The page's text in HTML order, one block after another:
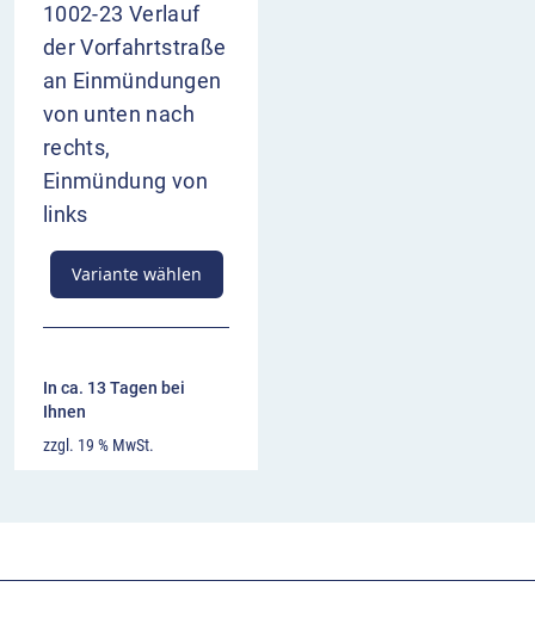
1002-23 Verlauf
der Vorfahrtstraße
an Einmündungen
von unten nach
rechts,
Einmündung von
links
Variante wählen
In ca. 13 Tagen bei
Ihnen
zzgl. 19 % MwSt.